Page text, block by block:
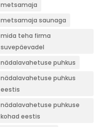
metsamaja
metsamaja saunaga
mida teha firma
suvepäevadel
nädalavahetuse puhkus
nädalavahetuse puhkus
eestis
nädalavahetuse puhkuse
kohad eestis